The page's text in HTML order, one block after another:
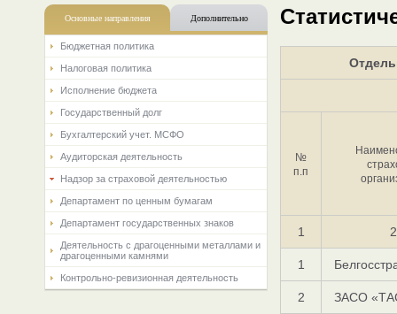
Основные направления Дополнительно
Бюджетная политика
Налоговая политика
Исполнение бюджета
Государственный долг
Бухгалтерский учет. МСФО
Аудиторская деятельность
Надзор за страховой деятельностью
Департамент по ценным бумагам
Департамент государственных знаков
Деятельность с драгоценными металлами и
драгоценными камнями
Контрольно-ревизионная деятельность
№
п.п
1 2
1
2 ЗАСО